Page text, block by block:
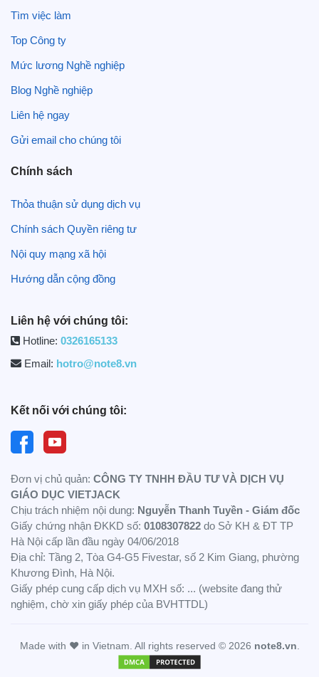
Tìm việc làm
Top Công ty
Mức lương Nghề nghiệp
Blog Nghề nghiệp
Liên hệ ngay
Gửi email cho chúng tôi
Chính sách
Thỏa thuận sử dụng dịch vụ
Chính sách Quyền riêng tư
Nội quy mạng xã hội
Hướng dẫn cộng đồng
Liên hệ với chúng tôi:
Hotline: 0326165133
Email: hotro@note8.vn
Kết nối với chúng tôi:
Đơn vị chủ quản: CÔNG TY TNHH ĐẦU TƯ VÀ DỊCH VỤ
GIÁO DỤC VIETJACK
Chịu trách nhiệm nội dung: Nguyễn Thanh Tuyền - Giám đốc
Giấy chứng nhận ĐKKD số: 0108307822 do Sở KH & ĐT TP
Hà Nội cấp lần đầu ngày 04/06/2018
Địa chỉ: Tầng 2, Tòa G4-G5 Fivestar, số 2 Kim Giang, phường
Khương Đình, Hà Nội.
Giấy phép cung cấp dịch vụ MXH số: ... (website đang thử
nghiệm, chờ xin giấy phép của BVHTTDL)
Made with ❤️ in Vietnam. All rights reserved © 2026 note8.vn